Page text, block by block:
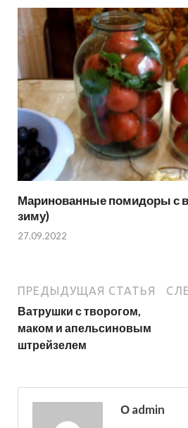
Маринованные помидоры с
зиму)
27.09.2022
ПРЕДЫДУЩАЯ СТАТЬЯ
Ватрушки с творогом,
маком и апельсиновым
штрейзелем
О admin